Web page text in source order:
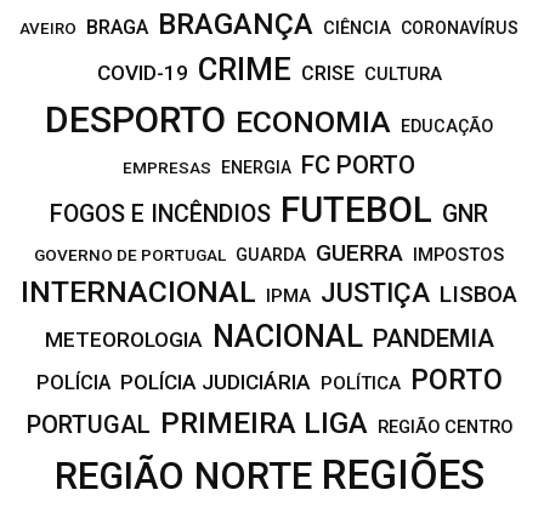
AVEIRO BRAGA BRAGANÇA CIÊNCIA CORONAVÍRUS
COVID-19 CRIME CRISE CULTURA
DESPORTO ECONOMIA EDUCAÇÃO
EMPRESAS ENERGIA FC PORTO
FOGOS E INCÊNDIOS FUTEBOL GNR
GOVERNO DE PORTUGAL GUARDA GUERRA IMPOSTOS
INTERNACIONAL IPMA JUSTIÇA LISBOA
METEOROLOGIA NACIONAL PANDEMIA
POLÍCIA POLÍCIA JUDICIÁRIA POLÍTICA PORTO
PORTUGAL PRIMEIRA LIGA REGIÃO CENTRO
REGIÃO NORTE REGIÕES